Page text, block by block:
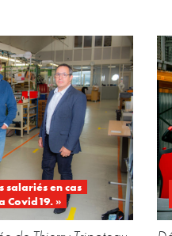
salariés en cas
Covid19. »